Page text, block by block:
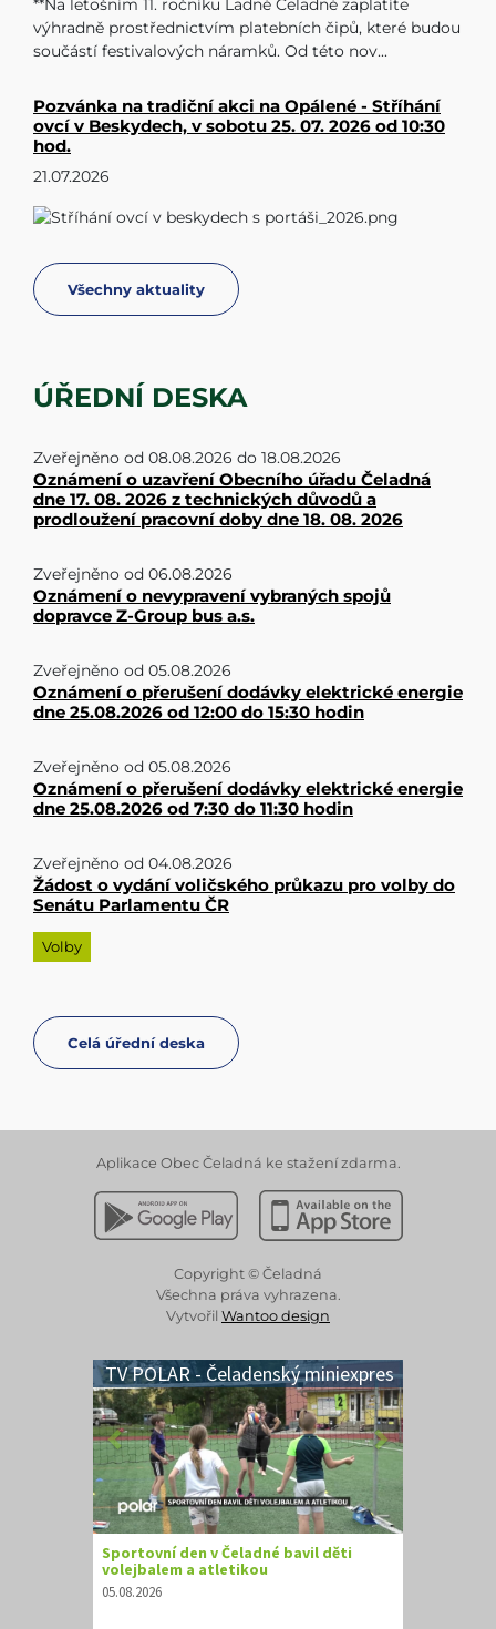
**Na letošním 11. ročníku Ladné Čeladné zaplatíte
výhradně prostřednictvím platebních čipů, které budou
součástí festivalových náramků. Od této nov...
Pozvánka na tradiční akci na Opálené - Stříhání
ovcí v Beskydech, v sobotu 25. 07. 2026 od 10:30
hod.
21.07.2026
Všechny aktuality
ÚŘEDNÍ DESKA
Zveřejněno od 08.08.2026 do 18.08.2026
Oznámení o uzavření Obecního úřadu Čeladná
dne 17. 08. 2026 z technických důvodů a
prodloužení pracovní doby dne 18. 08. 2026
Zveřejněno od 06.08.2026
Oznámení o nevypravení vybraných spojů
dopravce Z-Group bus a.s.
Zveřejněno od 05.08.2026
Oznámení o přerušení dodávky elektrické energie
dne 25.08.2026 od 12:00 do 15:30 hodin
Zveřejněno od 05.08.2026
Oznámení o přerušení dodávky elektrické energie
dne 25.08.2026 od 7:30 do 11:30 hodin
Zveřejněno od 04.08.2026
Žádost o vydání voličského průkazu pro volby do
Senátu Parlamentu ČR
Volby
Celá úřední deska
Aplikace Obec Čeladná ke stažení zdarma.
Stáhnout z Google PlayStáhnout z Apple App
Copyright © Čeladná
Všechna práva vyhrazena.
Vytvořil Wantoo design